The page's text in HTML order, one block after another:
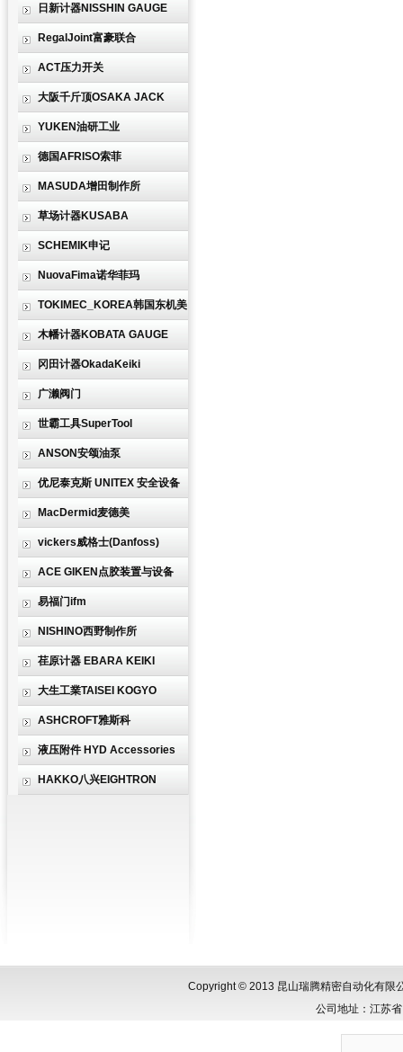
日新计器NISSHIN GAUGE
RegalJoint富豪联合
ACT压力开关
大阪千斤顶OSAKA JACK
YUKEN油研工业
德国AFRISO索菲
MASUDA增田制作所
草场计器KUSABA
SCHEMIK申记
NuovaFima诺华菲玛
TOKIMEC_KOREA韩国东机美
木幡计器KOBATA GAUGE
冈田计器OkadaKeiki
广濑阀门
世霸工具SuperTool
ANSON安颂油泵
优尼泰克斯 UNITEX 安全设备
MacDermid麦德美
vickers威格士(Danfoss)
ACE GIKEN点胶装置与设备
易福门ifm
NISHINO西野制作所
荏原计器 EBARA KEIKI
大生工業TAISEI KOGYO
ASHCROFT雅斯科
液压附件 HYD Accessories
HAKKO八兴EIGHTRON
Copyright © 2013 昆山瑞腾精密自动化有限
公司地址：江苏